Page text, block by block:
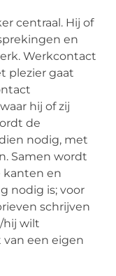
centraal. Hij of
en
Werkcontact
plezier gaat
hij of zij
de
nodig, met
Samen wordt
kanten en
nodig is; voor
schrijven
hij wilt
een eigen